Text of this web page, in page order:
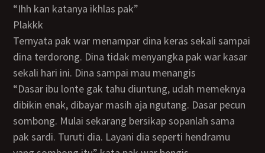
“Ihh kan katanya ikhlas pak”
Plakkk
Ternyata pak war menampar dina keras sekali sampai
dina terdorong. Dina tidak menyangka pak war kasar
sekali hari ini. Dina sampai mau menangis
“Dasar ibu lonte gak tahu diuntung, udah memeknya
dibikin enak, dibayar masih aja ngutang. Dasar pecun
sombong. Mulai sekarang bersikap sopanlah sama
pak sardi. Turuti dia. Layani dia seperti hendramu